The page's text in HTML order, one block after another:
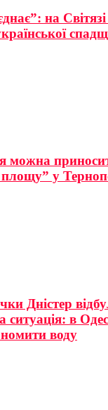
на Світязі
можна
у
Дністер
ситуація: в
воду